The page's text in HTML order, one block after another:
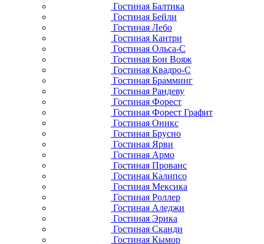
Гостиная Балтика
Гостиная Бейли
Гостиная Лебо
Гостиная Кантри
Гостиная Ольса-С
Гостиная Бон Вояж
Гостиная Квадро-С
Гостиная Брамминг
Гостиная Рандеву
Гостиная Форест
Гостиная Форест Графит
Гостиная Оникс
Гостиная Брусно
Гостиная Ярви
Гостиная Армо
Гостиная Прованс
Гостиная Калипсо
Гостиная Мексика
Гостиная Роллер
Гостиная Аледжи
Гостиная Эрика
Гостиная Сканди
Гостиная Кымор